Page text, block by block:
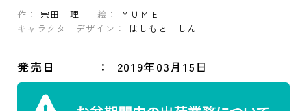
作： 宗田 理 絵：
ＹＵＭＥ
キャラクターデザイン：
はしもと しん
発売日 2019年03月15日